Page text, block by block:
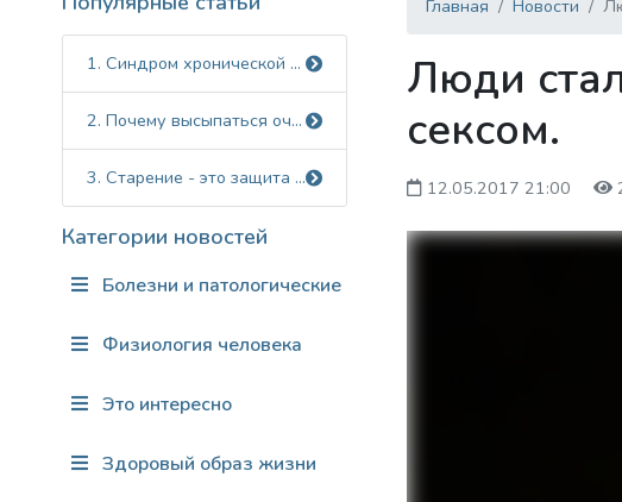
1. Синдром хронической усталости
2. Почему высыпаться очень важно.
3. Старение - это защита от паразитов?
Категории новостей
Болезни и патологические состояния
Физиология человека
Это интересно
Здоровый образ жизни
Главная Новости
Люди
сексом.
12.05.2017 21:00